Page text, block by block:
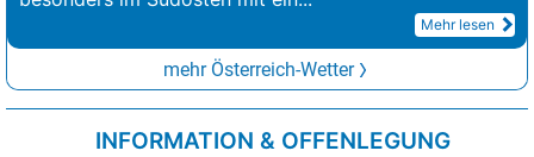
Mehr lesen
mehr Österreich-Wetter
INFORMATION & OFFENLEGUNG